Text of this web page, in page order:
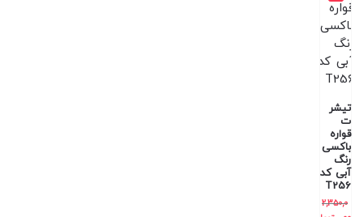
تیشر
ت
قواره
باکسی
رنگ
آبی کد
T256
2,350,0